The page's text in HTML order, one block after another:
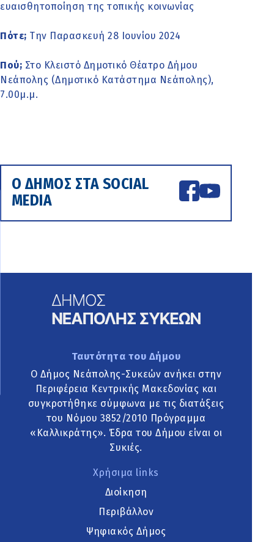
ευαισθητοποίηση της τοπικής κοινωνίας
Πότε; Την Παρασκευή 28 Ιουνίου 2024
Πού; Στο Κλειστό Δημοτικό Θέατρο Δήμου
Νεάπολης (Δημοτικό Κατάστημα Νεάπολης),
7.00μ.μ.
Ο ΔΗΜΟΣ ΣΤΑ SOCIAL
MEDIA
Ταυτότητα του Δήμου
Ο Δήμος Νεάπολης-Συκεών ανήκει στην
Περιφέρεια Κεντρικής Μακεδονίας και
συγκροτήθηκε σύμφωνα με τις διατάξεις
του Νόμου 3852/2010 Πρόγραμμα
«Καλλικράτης». Έδρα του Δήμου είναι οι
Συκιές.
Χρήσιμα links
Διοίκηση
Περιβάλλον
Ψηφιακός Δήμος